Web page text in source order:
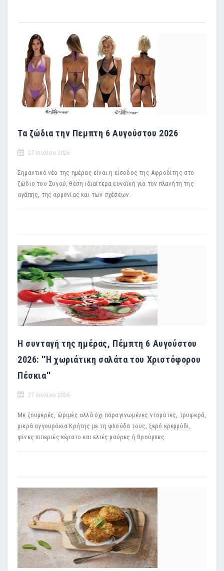
Τα ζώδια την Πεμπτη 6 Αυγούστου 2026
27 Ιουλίου 2026
Σημαντικό νέο της ημέρας είναι η είσοδος της Αφροδίτης στο
ζώδιο του Ζυγού, θέση ιδιαίτερα ευνοϊκή για τον πλανήτη της
αγάπης, της αρμονίας και των σχέσεων.
Η συνταγή της ημέρας, Πέμπτη 6 Αυγούστου
2026: ''Η χωριάτικη σαλάτα του Χριστόφορου
Πέσκια''
27 Ιουλίου 2026
Με ζουμερές, ώριμες αλλά όχι παραγινωμένες ντομάτες, τρυφερά,
μικρά αγγουράκια Κρήτης με τη φλούδα τους, ξερό κρεμμύδι,
φίνες πιπεριές κέρατο και ελιές μαύρες ή θρούμπες.